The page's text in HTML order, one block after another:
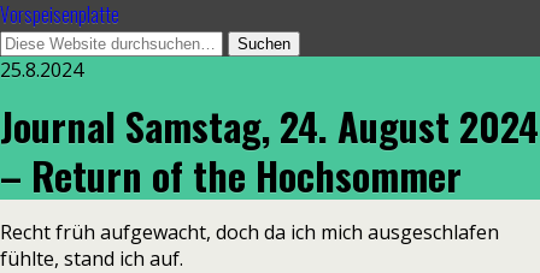
Vorspeisenplatte
25.8.2024
Journal Samstag, 24. August 2024
– Return of the Hochsommer
Recht früh aufgewacht, doch da ich mich ausgeschlafen
fühlte, stand ich auf.